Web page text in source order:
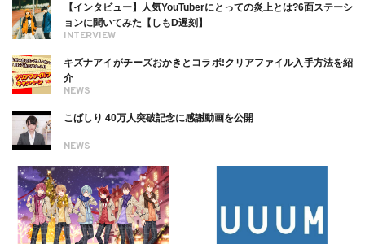
INTERVIEW
【インタビュー】人気YouTuberにとっての炎上とは?6面ステーシ
ョンに聞いてみた【しもD遅刻】
NEWS
キズナアイがチーズおかきとコラボ!クリアファイル入手方法を紹
介
NEWS
こばしり 40万人突破記念に感謝動画を公開